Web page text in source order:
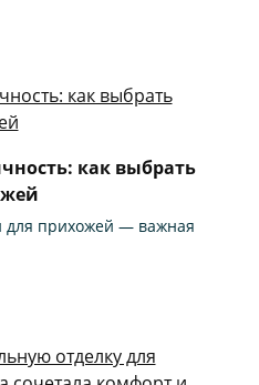
как выбрать
для прихожей — важная